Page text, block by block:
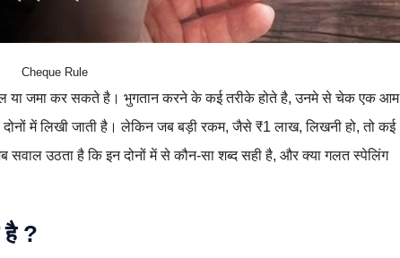
Cheque Rule
या जमा कर सकते है। भुगतान करने के कई तरीके होते है, उनमे से चेक एक आम
में लिखी जाती है। लेकिन जब बड़ी रकम, जैसे ₹1 लाख, लिखनी हो, तो कई
उठता है कि इन दोनों में से कौन-सा शब्द सही है, और क्या गलत स्पेलिंग
है ?